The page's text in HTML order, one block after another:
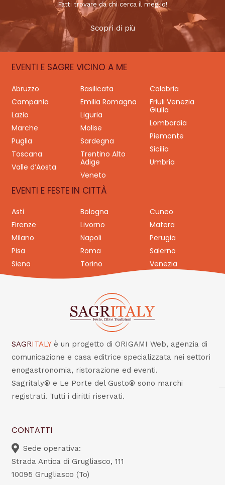
Fatti trovare da chi cerca il meglio!
Scopri di più
EVENTI E SAGRE VICINO A ME
Abruzzo Basilicata
Calabria
Campania
Emilia Romagna
Friuli Venezia
Giulia
Lazio
Liguria
Lombardia
Marche
Molise
Piemonte
Puglia
Sardegna
Sicilia
Toscana
Trentino Alto
Adige
Umbria
Valle d’Aosta
Veneto
EVENTI E FESTE IN CITTÀ
Asti Bologna
Cuneo
Firenze
Livorno
Matera
Milano
Napoli
Perugia
Pisa
Roma
Salerno
Siena
Torino Venezia
SAGRITALY è un progetto di ORIGAMI Web, agenzia di
comunicazione e casa editrice specializzata nei settori
enogastronomia, ristorazione ed eventi.
Sagritaly® e Le Porte del Gusto® sono marchi
registrati. Tutti i diritti riservati.
CONTATTI
Sede operativa:
Strada Antica di Grugliasco, 111
10095 Grugliasco (To)